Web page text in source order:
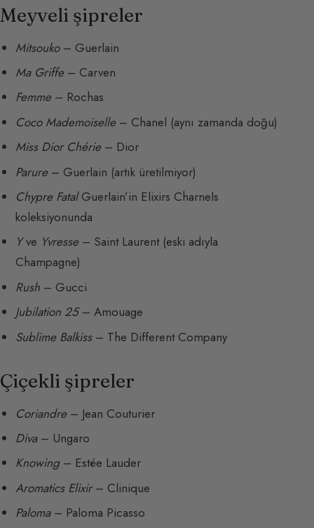
Meyveli şipreler
Mitsouko– Guerlain
Ma Griffe– Carven
Femme– Rochas
Coco Mademoiselle– Chanel (aynı zamanda doğu)
Miss Dior Chérie– Dior
Parure– Guerlain (artık üretilmiyor)
Chypre FatalGuerlain’in Elixirs Charnels
koleksiyonunda
Yve Yvresse– Saint Laurent (eski adıyla
Champagne)
Rush – Gucci
Jubilation 25– Amouage
Sublime Balkiss– The Different Company
Çiçekli şipreler
Coriandre– Jean Couturier
Diva– Ungaro
Knowing– Estée Lauder
Aromatics Elixir– Clinique
Paloma– Paloma Picasso